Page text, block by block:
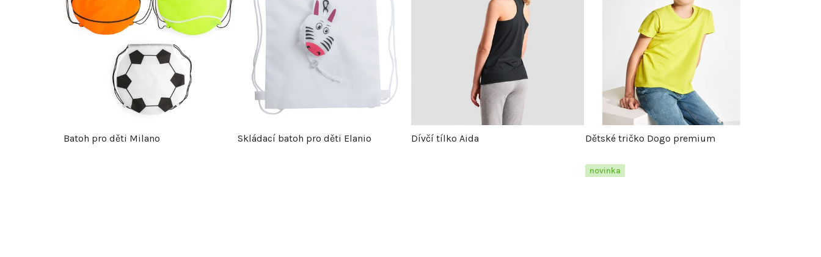
Batoh pro děti Milano Skládací batoh pro děti Elanio Dívčí tílko Aida Dětské tričko Dogo premium
novinka